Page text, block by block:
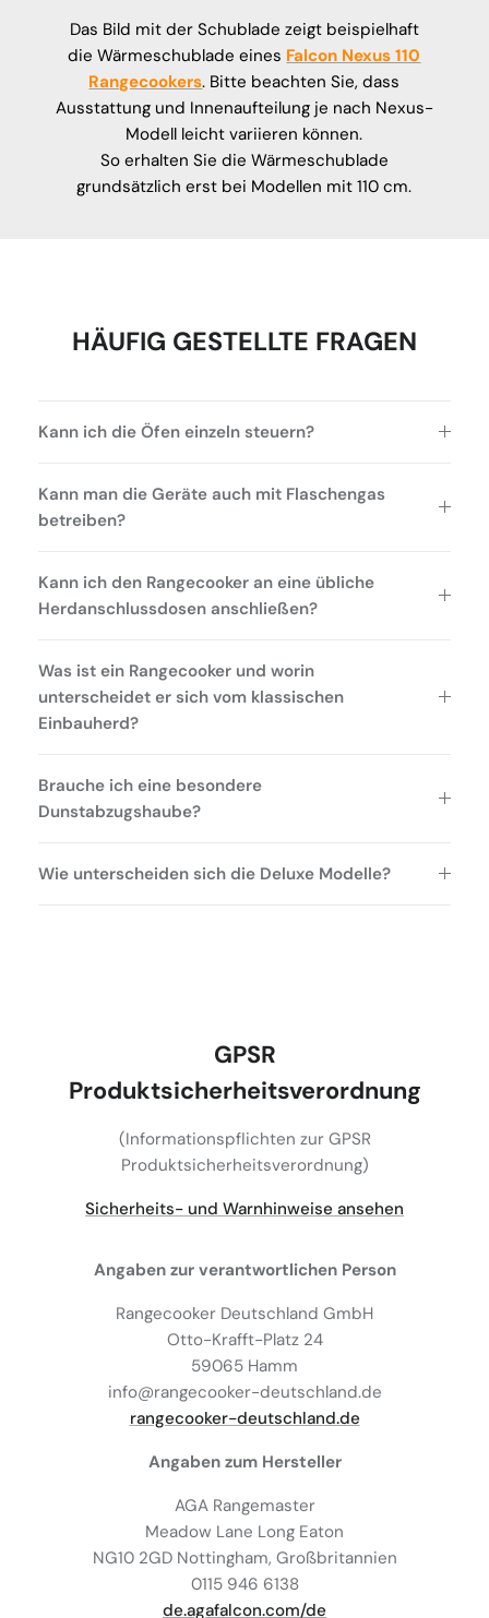
Das Bild mit der Schublade zeigt beispielhaft
die Wärmeschublade eines Falcon Nexus 110
Rangecookers. Bitte beachten Sie, dass
Ausstattung und Innenaufteilung je nach Nexus-
Modell leicht variieren können.
So erhalten Sie die Wärmeschublade
grundsätzlich erst bei Modellen mit 110 cm.
HÄUFIG GESTELLTE FRAGEN
Kann ich die Öfen einzeln steuern?
Kann man die Geräte auch mit Flaschengas
betreiben?
Kann ich den Rangecooker an eine übliche
Herdanschlussdosen anschließen?
Was ist ein Rangecooker und worin
unterscheidet er sich vom klassischen
Einbauherd?
Brauche ich eine besondere
Dunstabzugshaube?
Wie unterscheiden sich die Deluxe Modelle?
GPSR
Produktsicherheitsverordnung
(Informationspflichten zur GPSR
Produktsicherheitsverordnung)
Sicherheits- und Warnhinweise ansehen
Angaben zur verantwortlichen Person
Rangecooker Deutschland GmbH
Otto-Krafft-Platz 24
59065 Hamm
info@rangecooker-deutschland.de
rangecooker-deutschland.de
Angaben zum Hersteller
AGA Rangemaster
Meadow Lane Long Eaton
NG10 2GD Nottingham, Großbritannien
0115 946 6138
de.agafalcon.com/de